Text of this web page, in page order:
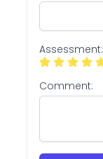
Assessment:
Comment: